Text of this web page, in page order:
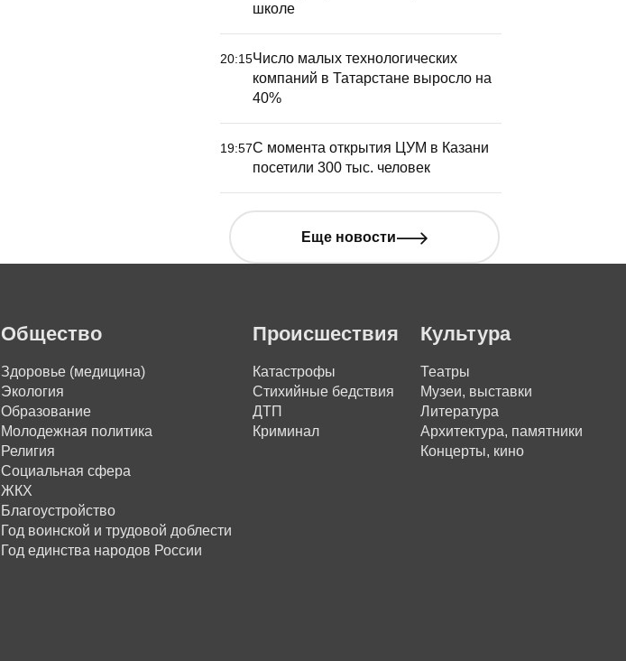
школе
20:15Число малых технологических
компаний в Татарстане выросло на
40%
19:57С момента открытия ЦУМ в Казани
посетили 300 тыс. человек
Еще новости
Общество
Здоровье (медицина)
Экология
Образование
Молодежная политика
Религия
Социальная сфера
ЖКХ
Благоустройство
Год воинской и трудовой доблести
Год единства народов России
Происшествия
Катастрофы
Стихийные бедствия
ДТП
Криминал
Культура
Театры
Музеи, выставки
Литература
Архитектура, памятники
Концерты, кино